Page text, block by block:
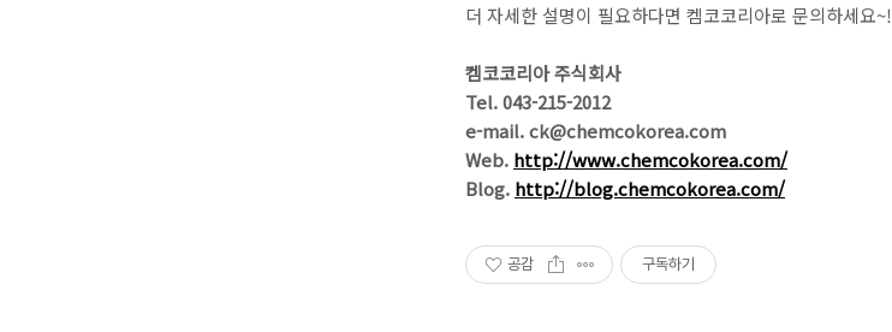
더 자세한 설명이 필요하다면 켐코코리아로 문의하세요~!
켐코코리아 주식회사
Tel. 043-215-2012
e-mail. ck@chemcokorea.com
Web. http://www.chemcokorea.com/
Blog. http://blog.chemcokorea.com/
공감 구독하기